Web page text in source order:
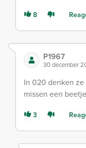
8
P1967
30 december
In 020 denken
missen een
3